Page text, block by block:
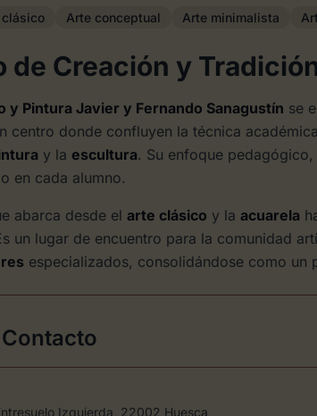
clásico Arte conceptual Arte minimalista
de Creación y
y Pintura Javier y Fernando Sanagustín se
centro donde confluyen la técnica
y la escultura. Su enfoque
en cada alumno.
abarca desde el arte clásico y la acuarela
un lugar de encuentro para la comunidad
especializados, consolidándose como un
Izquierda, 22002 Huesca